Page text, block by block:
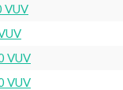
VUV
VUV
VUV